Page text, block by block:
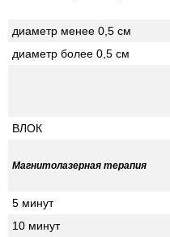
диаметр менее 0,5 см
диаметр более 0,5 см
ВЛОК
Магнитолазерная терапия
5 минут
10 минут